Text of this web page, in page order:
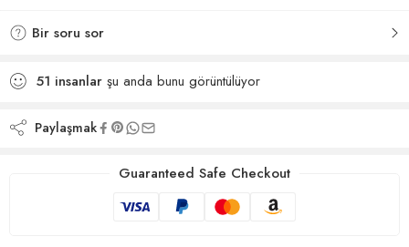
Bir soru sor
51 insanlar şu anda bunu görüntülüyor
Paylaşmak
Guaranteed Safe Checkout